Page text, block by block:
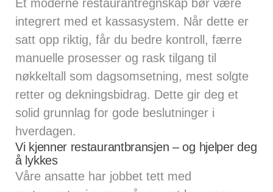
Et moderne restaurantregnskap bør være
integrert med et kassasystem. Når dette er
satt opp riktig, får du bedre kontroll, færre
manuelle prosesser og rask tilgang til
nøkkeltall som dagsomsetning, mest solgte
retter og dekningsbidrag. Dette gir deg et
solid grunnlag for gode beslutninger i
hverdagen.
Vi kjenner restaurantbransjen – og hjelper deg
å lykkes
Våre ansatte har jobbet tett med